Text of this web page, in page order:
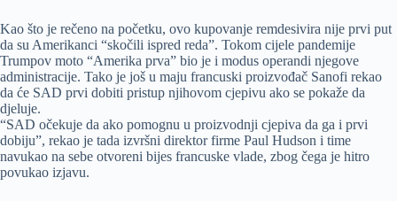
Kao što je rečeno na početku, ovo kupovanje remdesivira nije prvi put
da su Amerikanci “skočili ispred reda”. Tokom cijele pandemije
Trumpov moto “Amerika prva” bio je i modus operandi njegove
administracije. Tako je još u maju francuski proizvođač Sanofi rekao
da će SAD prvi dobiti pristup njihovom cjepivu ako se pokaže da
djeluje.
“SAD očekuje da ako pomognu u proizvodnji cjepiva da ga i prvi
dobiju”, rekao je tada izvršni direktor firme Paul Hudson i time
navukao na sebe otvoreni bijes francuske vlade, zbog čega je hitro
povukao izjavu.